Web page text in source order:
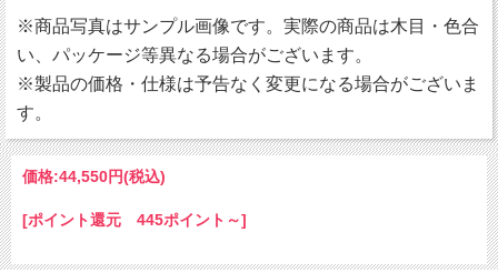
※商品写真はサンプル画像です。実際の商品は木目・色合
い、パッケージ等異なる場合がございます。
※製品の価格・仕様は予告なく変更になる場合がございま
す。
価格:44,550円(税込)
[ポイント還元 445ポイント～]